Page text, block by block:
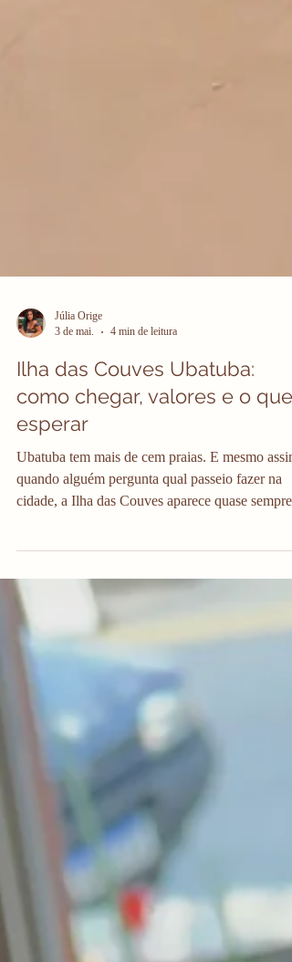
Júlia Orige
4 min de leitura
Ilha das Couves Ubatuba:
como chegar, valores e o que
esperar
cidade, a Ilha das Couves aparece quase sempre
em primeiro lugar. A resposta é simples: a água.
mar tem uma transparência e uma cor que você
não encontra em praias de areia corrida. E a ilha
pequenininha, tem um quiosque, que nem
está aberto, sem vendedor ambulante, quase sem
infraestrutura. É você, a areia, e esse mar
Mas tem um ponto que contribui muito para essa